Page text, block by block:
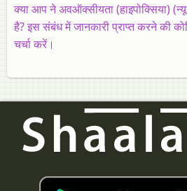
क्या आप ने अवऑक्सीयता (हाइपोक्सिया)
है? इस संबंध में जानकारी प्राप्त करने की
चर्चा करें।